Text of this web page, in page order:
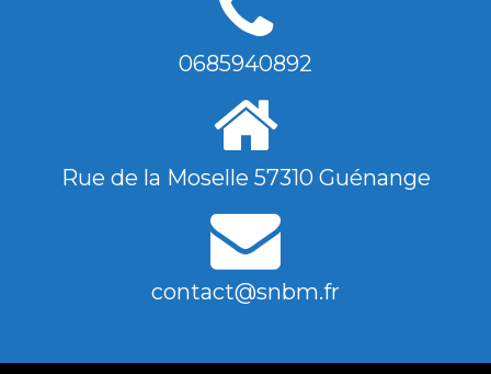
0685940892
Rue de la Moselle 57310 Guénange
contact@snbm.fr